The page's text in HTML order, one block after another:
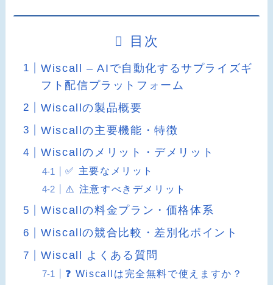
目次
Wiscall – AIで自動化するサプライズギ
フト配信プラットフォーム
Wiscallの製品概要
Wiscallの主要機能・特徴
Wiscallのメリット・デメリット
✅ 主要なメリット
⚠️ 注意すべきデメリット
Wiscallの料金プラン・価格体系
Wiscallの競合比較・差別化ポイント
Wiscall よくある質問
❓ Wiscallは完全無料で使えますか？